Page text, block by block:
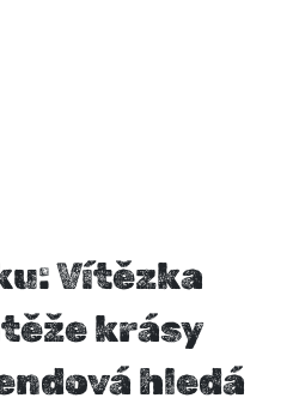
Vítězka
krásy
hledá